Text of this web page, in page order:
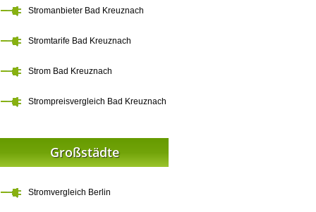
Stromanbieter Bad Kreuznach
Stromtarife Bad Kreuznach
Strom Bad Kreuznach
Strompreisvergleich Bad Kreuznach
Großstädte
Stromvergleich Berlin